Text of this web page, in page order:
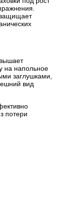
на напольное
заглушками,
вид
потери